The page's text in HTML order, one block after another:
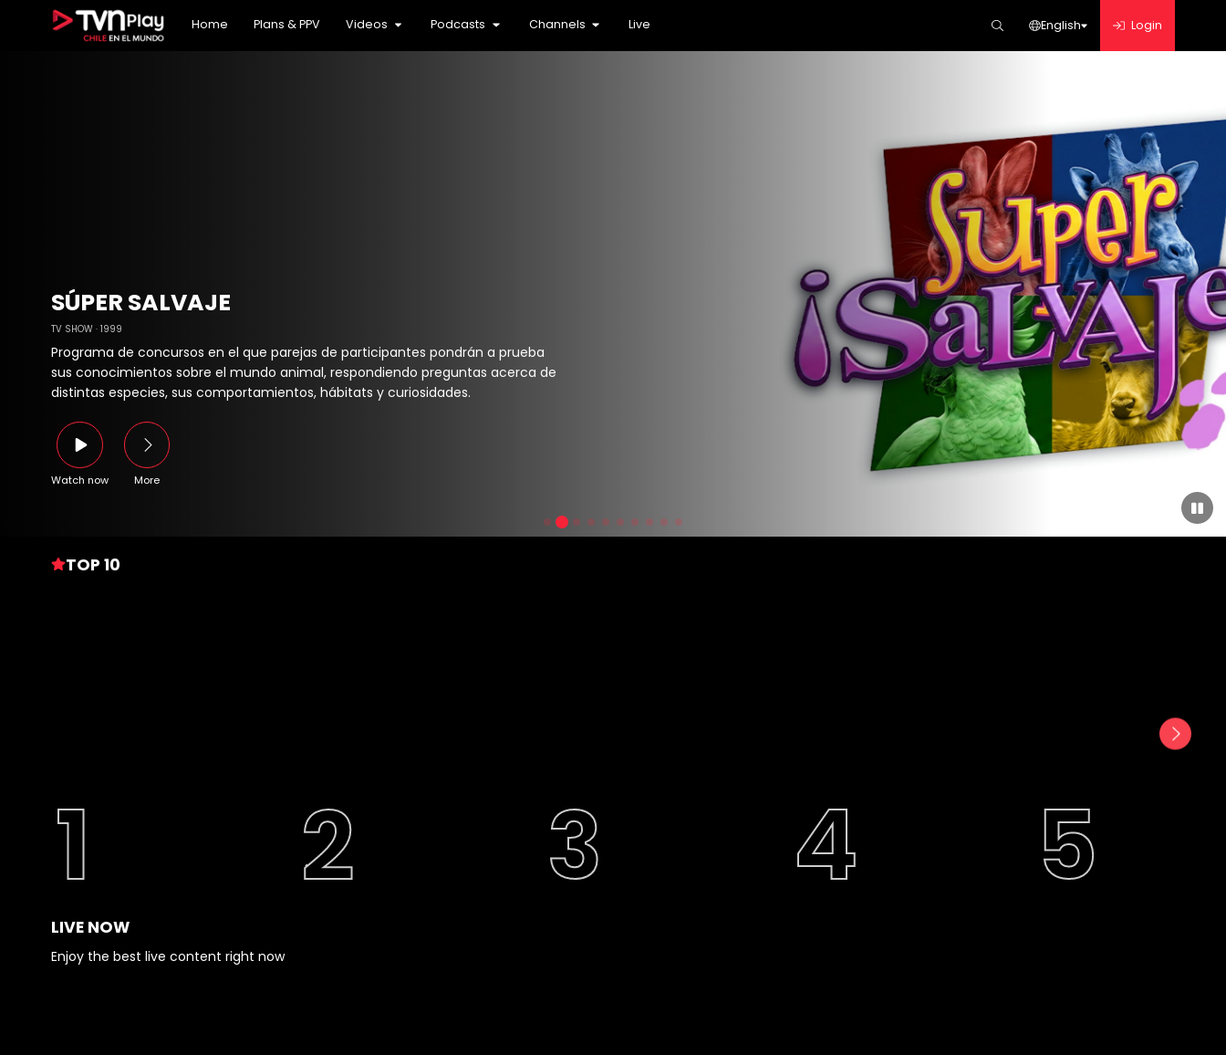
Home Plans & PPV Videos Podcasts Channels Live English Login
24 Horas Internacional
TV Chile Internacional
Archivo histórico
Charlas TVN: Conversaciones Necesarias
24 Podcast
TVN Podcast
SÚPER SALVAJE
TV SHOW 1999
Programa de concursos en el que parejas de participantes pondrán a prueba
sus conocimientos sobre el mundo animal, respondiendo preguntas acerca de
distintas especies, sus comportamientos, hábitats y curiosidades.
Watch now More
TOP 10
LIVE NOW
Enjoy the best live content right now